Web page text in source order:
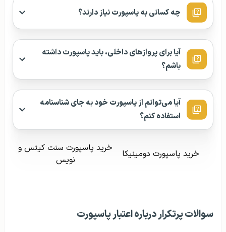
چه کسانی به پاسپورت نیاز دارند؟
آیا برای پروازهای داخلی، باید پاسپورت داشته
باشم؟
آیا می‌توانم از پاسپورت خود به جای شناسنامه
استفاده کنم؟
خرید پاسپورت دومینیکا
خرید پاسپورت سنت کیتس و
نویس
سوالات پرتکرار درباره اعتبار پاسپورت